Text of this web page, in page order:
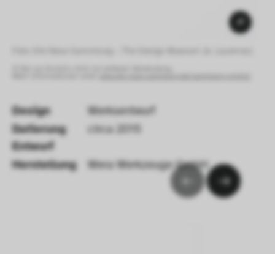
Design
Werksentwurf
Datierung
Entwurf
circa 2015
Herstellung Wera Werkzeuge GmbH